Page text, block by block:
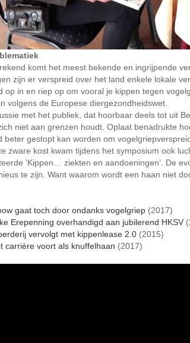
komt het meest bekende en ingrijpende
zijn er verspreid over het land enkele lokale
op in en riep op om vooral je kippen tegen
volgens de Europese diergezondheidswet.
met het publiek, dat hoorbaar deels tot uit
niet aan grenzen houdt. Oplaat benadrukte
beter gestopt kan worden om
zware kost kwam tijdens het symposium ook
’Kippen… ziekten en aandoeningen’. De
te zijn. Want waarom wordt een haan niet
gaat toch door ondanks vogelgriep (2017)
Erepenning overhandigd aan jubilerend HKSV
vervolgt met kippenlease 2.0 (2015)
carrière voort als knuffelhaan (2017)